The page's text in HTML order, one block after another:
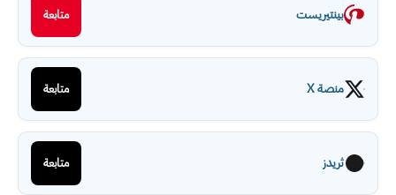
بينتيريست متابعة
منصة X متابعة
ثريدز متابعة